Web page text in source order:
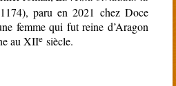
paru en 2021 chez Doce
femme qui fut reine d’Aragon
au XIIe siècle.